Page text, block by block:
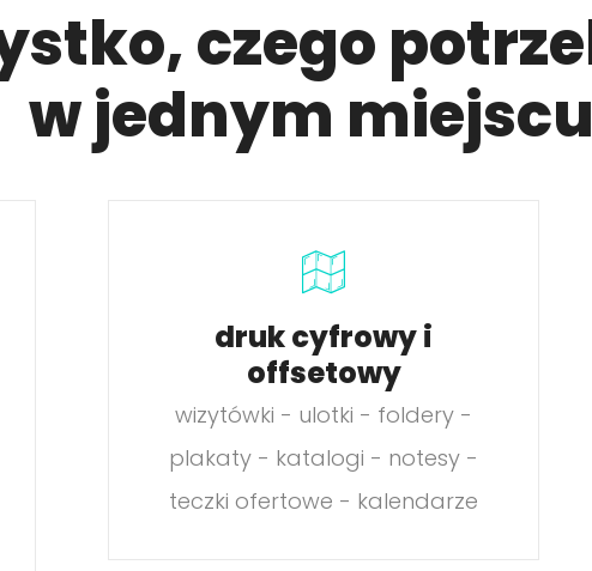
czego
w jednym
druk cyfrowy i
offsetowy
wizytówki - ulotki - foldery -
plakaty - katalogi - notesy -
teczki ofertowe - kalendarze